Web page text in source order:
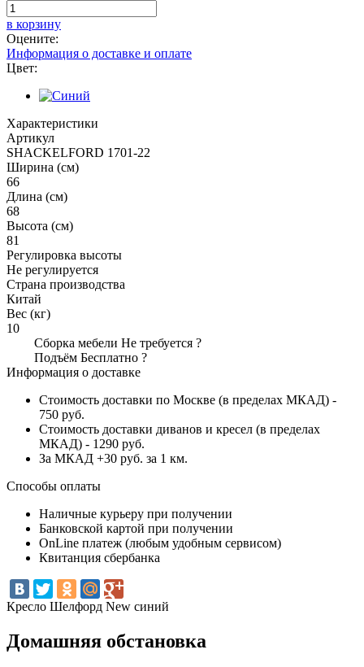
в корзину
Оцените:
Информация о доставке и оплате
Цвет:
Характеристики
Артикул
SHACKELFORD 1701-22
Ширина (см)
66
Длина (см)
68
Высота (см)
81
Регулировка высоты
Не регулируется
Страна производства
Китай
Вес (кг)
10
Сборка мебели Не требуется ?
Подъём Бесплатно ?
Информация о доставке
Стоимость доставки по Москве (в пределах МКАД) -
750 руб.
Стоимость доставки диванов и кресел (в пределах
МКАД) - 1290 руб.
За МКАД +30 руб. за 1 км.
Способы оплаты
Наличные курьеру при получении
Банковской картой при получении
OnLine платеж (любым удобным сервисом)
Квитанция сбербанка
Кресло Шелфорд New синий
Домашняя обстановка